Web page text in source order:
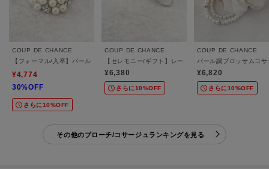
COUP DE CHANCE
【フォーマル/入卒】パール調ブローチ
¥4,774
30%OFF
さらに10%OFF
COUP DE CHANCE
【セレモニー/ギフト】レーンパー調ブローチ
¥6,380
さらに10%OFF
COUP DE CHANCE
パール調ブロッサムコサ
¥6,820
さらに10%OFF
その他のブローチ/コサージュランキングを見る